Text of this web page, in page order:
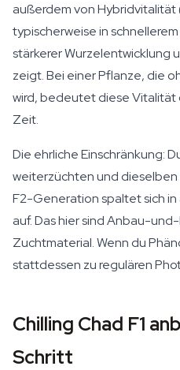
außerdem von Hybridvitalität
typischerweise in
stärkerer Wurzelentwicklung
zeigt. Bei einer Pflanze, die
wird, bedeutet diese Vitalität
Zeit.
Die ehrliche Einschränkung:
weiterzüchten und dieselben
F2-Generation spaltet sich
auf. Das hier sind Anbau-
Zuchtmaterial. Wenn du
stattdessen zu regulären
Chilling Chad F1
Schritt